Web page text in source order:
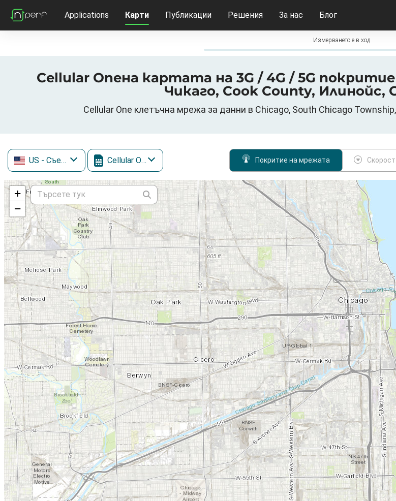
Applications Карти Публикации Решения За нас Блог
Измерването е в ход
Cellular Oneна картата на 3G / 4G / 5G
Чикаго, Cook County,
Cellular One клетъчна мрежа за данни в Chicago, South Chicago
US - Съединени щати Cellular One Покритие на мрежата
+
−